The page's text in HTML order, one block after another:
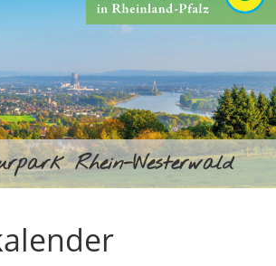
Rhein-Westerwald